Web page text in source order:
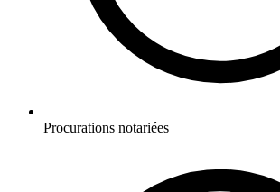
Procurations notariées